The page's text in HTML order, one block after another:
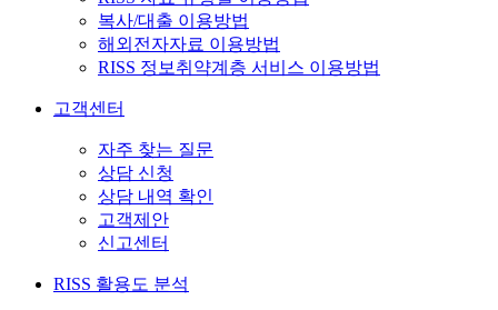
복사/대출 이용방법
해외전자자료 이용방법
RISS 정보취약계층 서비스 이용방법
고객센터
자주 찾는 질문
상담 신청
상담 내역 확인
고객제안
신고센터
RISS 활용도 분석